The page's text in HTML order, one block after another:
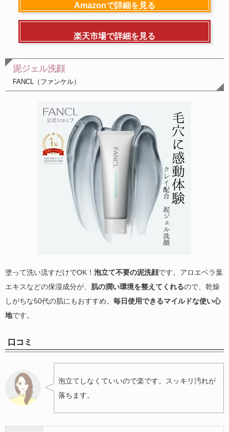
Amazonで詳細を見る
楽天市場で詳細を見る
泥ジェル洗顔
FANCL（ファンケル）
塗って洗い流すだけでOK！ 泡立て不要の泥洗顔です。アロエベラ葉
エキスなどの保湿成分が、 肌の潤い環境を整えてくれるので、乾燥
しがちな50代の肌にもおすすめ。 毎日使用できるマイルドな使い心
地です。
口コミ
泡立てしなくていいので楽です。スッキリ汚れが
落ちます。